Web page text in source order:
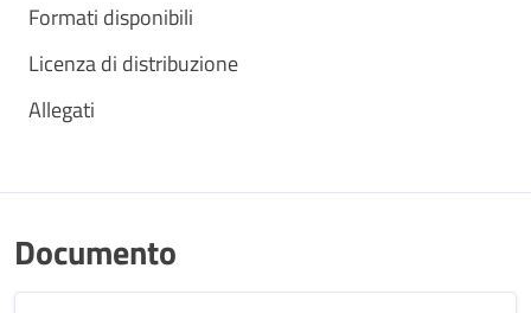
Formati disponibili
Licenza di distribuzione
Allegati
Documento